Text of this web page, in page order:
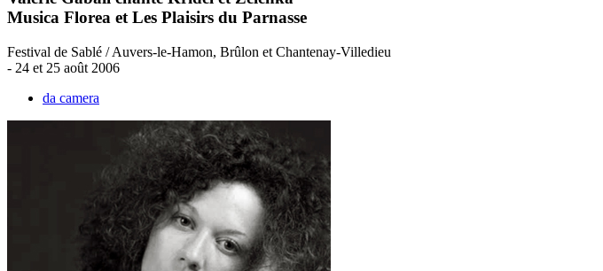
Musica Florea et Les Plaisirs du Parnasse
Festival de Sablé / Auvers-le-Hamon, Brûlon et Chantenay-Villedieu
- 24 et 25 août 2006
da camera